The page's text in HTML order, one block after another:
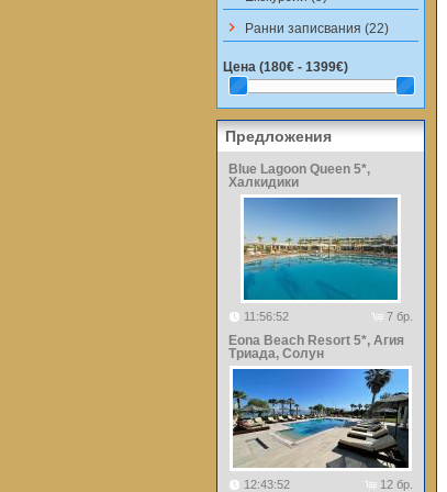
keyboard_arrow_right Ранни записвания (22)
Цена (180€ - 1399€)
Предложения
Blue Lagoon Queen 5*,
Халкидики
11:56:52 7 бр.
Eona Beach Resort 5*, Агия
Триада, Солун
12:43:52 12 бр.